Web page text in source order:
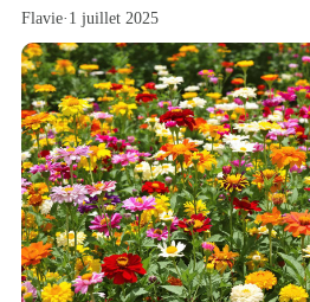
Flavie· 1 juillet 2025